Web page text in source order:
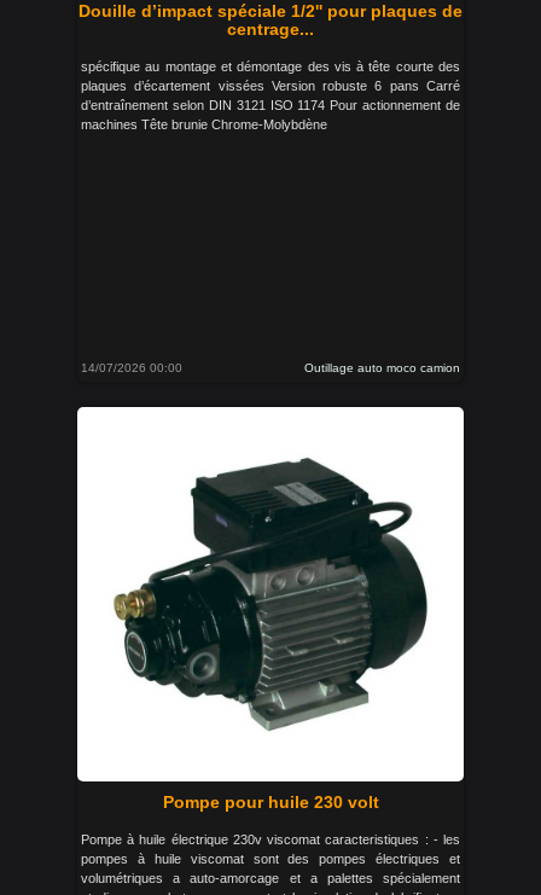
Douille d’impact spéciale 1/2'' pour plaques de
centrage...
spécifique au montage et démontage des vis à tête courte des
plaques d’écartement vissées Version robuste 6 pans Carré
d’entraînement selon DIN 3121 ISO 1174 Pour actionnement de
machines Tête brunie Chrome-Molybdène
14/07/2026 00:00 Outillage auto moco camion
Pompe pour huile 230 volt
Pompe à huile électrique 230v viscomat caracteristiques : - les
pompes à huile viscomat sont des pompes électriques et
volumétriques a auto-amorcage et a palettes spécialement